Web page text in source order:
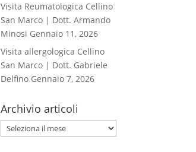
Visita Reumatologica Cellino
San Marco | Dott. Armando
Minosi Gennaio 11, 2026
Visita allergologica Cellino
San Marco | Dott. Gabriele
Delfino Gennaio 7, 2026
Archivio articoli
Archivio
articoli